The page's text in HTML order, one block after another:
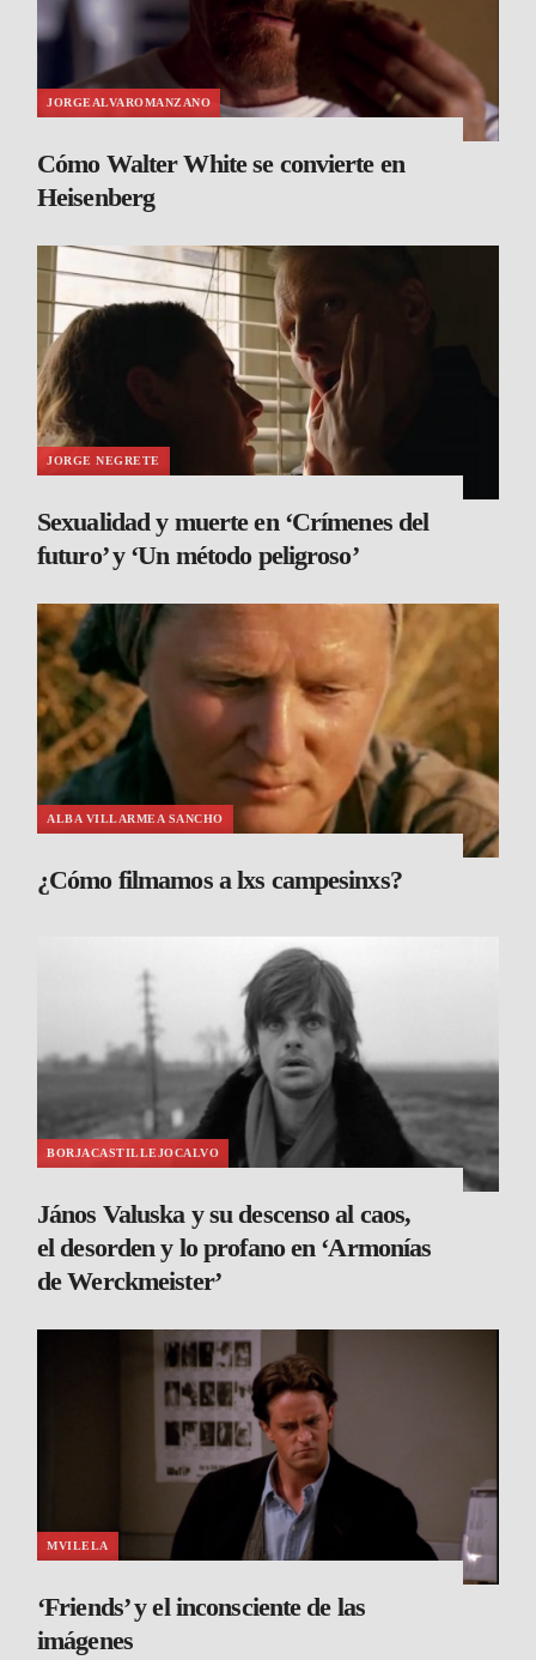
JORGEALVAROMANZANO
Cómo Walter White se convierte en
Heisenberg
JORGE NEGRETE
Sexualidad y muerte en ‘Crímenes del
futuro’ y ‘Un método peligroso’
ALBA VILLARMEA SANCHO
¿Cómo filmamos a lxs campesinxs?
BORJACASTILLEJOCALVO
János Valuska y su descenso al caos,
el desorden y lo profano en ‘Armonías
de Werckmeister’
MVILELA
‘Friends’ y el inconsciente de las
imágenes